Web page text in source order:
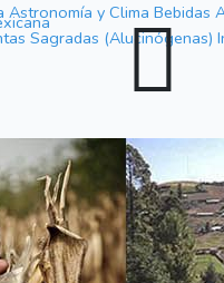
Astronomía y Clima Bebidas
Sagradas (Alucinógenas)